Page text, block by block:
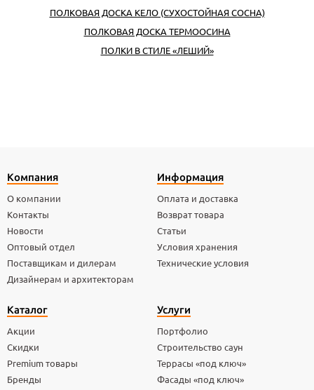
ПОЛКОВАЯ ДОСКА КЕЛО (СУХОСТОЙНАЯ СОСНА)
ПОЛКОВАЯ ДОСКА ТЕРМООСИНА
ПОЛКИ В СТИЛЕ «ЛЕШИЙ»
Компания
О компании
Контакты
Новости
Оптовый отдел
Поставщикам и дилерам
Дизайнерам и архитекторам
Информация
Оплата и доставка
Возврат товара
Статьи
Условия хранения
Технические условия
Каталог
Акции
Скидки
Premium товары
Бренды
Услуги
Портфолио
Строительство саун
Террасы «под ключ»
Фасады «под ключ»